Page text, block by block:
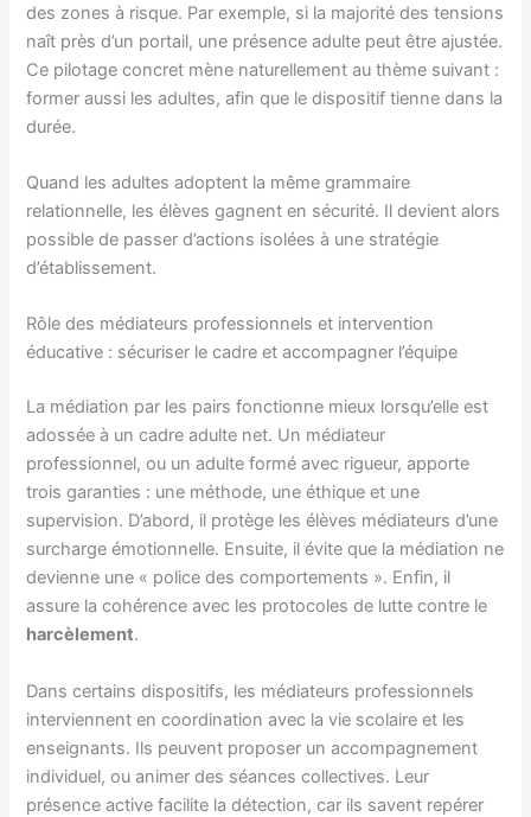
des zones à risque. Par exemple, si la majorité des tensions
naît près d’un portail, une présence adulte peut être ajustée.
Ce pilotage concret mène naturellement au thème suivant :
former aussi les adultes, afin que le dispositif tienne dans la
durée.
Quand les adultes adoptent la même grammaire
relationnelle, les élèves gagnent en sécurité. Il devient alors
possible de passer d’actions isolées à une stratégie
d’établissement.
Rôle des médiateurs professionnels et intervention
éducative : sécuriser le cadre et accompagner l’équipe
La médiation par les pairs fonctionne mieux lorsqu’elle est
adossée à un cadre adulte net. Un médiateur
professionnel, ou un adulte formé avec rigueur, apporte
trois garanties : une méthode, une éthique et une
supervision. D’abord, il protège les élèves médiateurs d’une
surcharge émotionnelle. Ensuite, il évite que la médiation ne
devienne une « police des comportements ». Enfin, il
assure la cohérence avec les protocoles de lutte contre le
harcèlement.
Dans certains dispositifs, les médiateurs professionnels
interviennent en coordination avec la vie scolaire et les
enseignants. Ils peuvent proposer un accompagnement
individuel, ou animer des séances collectives. Leur
présence active facilite la détection, car ils savent repérer